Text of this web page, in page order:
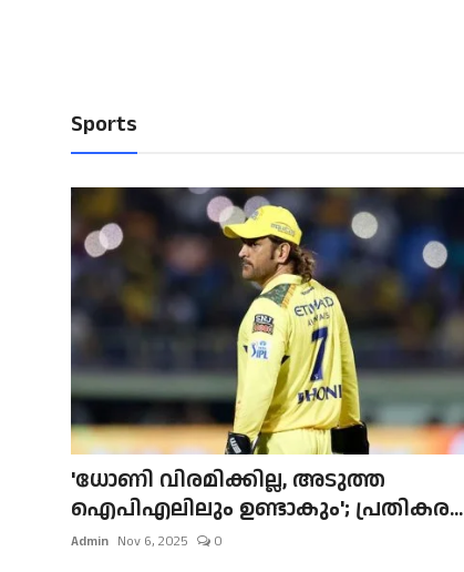
Sports
'ധോണി വിരമിക്കില്ല, അടുത്ത
ഐപിഎലിലും ഉണ്ടാകും'; പ്രതികര...
Admin Nov 6, 2025 0